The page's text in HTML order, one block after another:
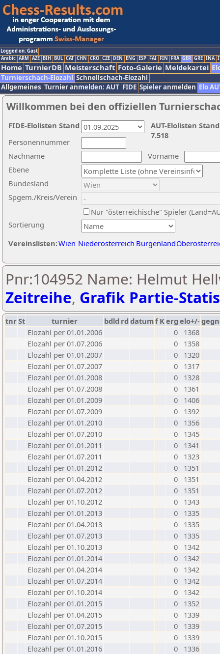
Logged on: Gast
Arabic ARM AZE BIH BUL CAT CHN CRO CZE DEN ENG ESP FAI FIN FRA GER GRE INA
Home TurnierDB Meisterschaft Foto-Galerie Meldekartei
Turnierschach-Elozahl Schnellschach-Elozahl
Allgemeines Turnier anmelden: AUT FIDE Spieler anmelden Elo
Willkommen bei den offiziellen
Nachname
Vorname
Ebene
Sortierung
Personennummer
Bundesland
Spgem./Kreis/Verein
Nur "österreichische" Spieler
Vereinslisten:Wien Niederösterreich Burgenland
AUT-Elolisten
7.518
FIDE-Elolisten Stand
Pnr:104952 Name: Helmut
Zeitreihe, Grafik Partie-
tnrSt turnier bdld rd datumf Kerg elo+/-
Elozahl per 01.01.2006
0
1368
Elozahl per 01.07.2006
0
1358
Elozahl per 01.01.2007
0
1320
Elozahl per 01.07.2007
0
1317
Elozahl per 01.01.2008
0
1328
Elozahl per 01.07.2008
0
1361
Elozahl per 01.01.2009
0
1406
Elozahl per 01.07.2009
0
1392
Elozahl per 01.01.2010
0
1356
Elozahl per 01.07.2010
0
1345
Elozahl per 01.01.2011
0
1341
Elozahl per 01.07.2011
0
1323
Elozahl per 01.01.2012
0
1351
Elozahl per 01.04.2012
0
1351
Elozahl per 01.07.2012
0
1351
Elozahl per 01.10.2012
0
1343
Elozahl per 01.01.2013
0
1335
Elozahl per 01.04.2013
0
1335
Elozahl per 01.07.2013
0
1335
Elozahl per 01.10.2013
0
1342
Elozahl per 01.01.2014
0
1342
Elozahl per 01.04.2014
0
1342
Elozahl per 01.07.2014
0
1342
Elozahl per 01.10.2014
0
1342
Elozahl per 01.01.2015
0
1352
Elozahl per 01.04.2015
0
1339
Elozahl per 01.07.2015
0
1339
Elozahl per 01.10.2015
0
1339
Elozahl per 01.01.2016
0
1336